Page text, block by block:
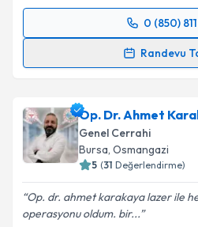
Metni'ni okudum ve
kapsamda işlenmesini
Takvim
0 (850)
Randevu
Randevu Takvimi Talebi
takvim hazırlandığında e-
E-posta Adresiniz
Op. Dr. Ahmet
Genel Cerrahi
Bursa, Osmangazi
5 (31 Değerlendirme)
Op. dr. ahmet karakaya lazer ile
operasyonu oldum. bir...